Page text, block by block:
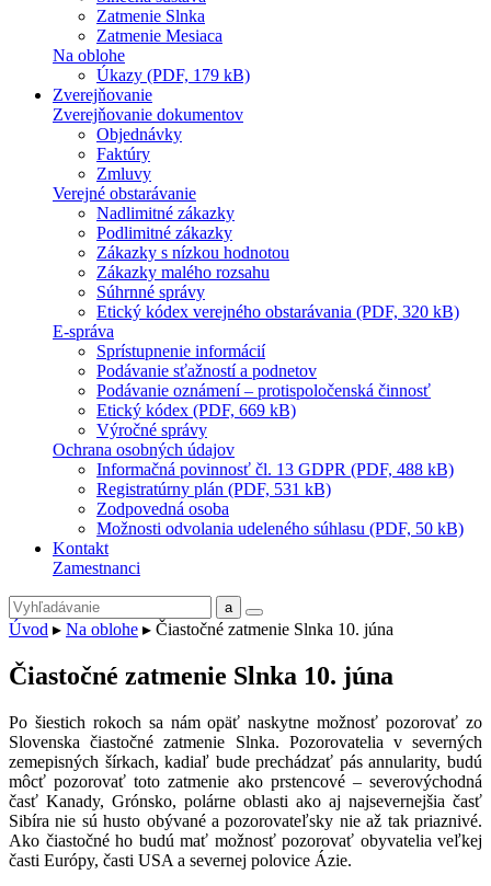
Zatmenie Slnka
Zatmenie Mesiaca
Na oblohe
Úkazy (PDF, 179 kB)
Zverejňovanie
Zverejňovanie dokumentov
Objednávky
Faktúry
Zmluvy
Verejné obstarávanie
Nadlimitné zákazky
Podlimitné zákazky
Zákazky s nízkou hodnotou
Zákazky malého rozsahu
Súhrnné správy
Etický kódex verejného obstarávania (PDF, 320 kB)
E-správa
Sprístupnenie informácií
Podávanie sťažností a podnetov
Podávanie oznámení – protispoločenská činnosť
Etický kódex (PDF, 669 kB)
Výročné správy
Ochrana osobných údajov
Informačná povinnosť čl. 13 GDPR (PDF, 488 kB)
Registratúrny plán (PDF, 531 kB)
Zodpovedná osoba
Možnosti odvolania udeleného súhlasu (PDF, 50 kB)
Kontakt
Zamestnanci
Úvod ▸ Na oblohe ▸ Čiastočné zatmenie Slnka 10. júna
Čiastočné zatmenie Slnka 10. júna
Po šiestich rokoch sa nám opäť naskytne možnosť pozorovať zo
Slovenska čiastočné zatmenie Slnka. Pozorovatelia v severných
zemepisných šírkach, kadiaľ bude prechádzať pás annularity, budú
môcť pozorovať toto zatmenie ako prstencové – severovýchodná
časť Kanady, Grónsko, polárne oblasti ako aj najsevernejšia časť
Sibíra nie sú husto obývané a pozorovateľsky nie až tak priaznivé.
Ako čiastočné ho budú mať možnosť pozorovať obyvatelia veľkej
časti Európy, časti USA a severnej polovice Ázie.